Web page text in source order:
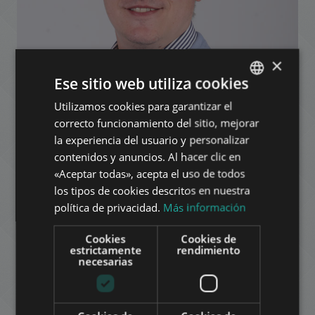
Tamás Piros
ENGLISH
HUNGARIAN
FRENCH
SPANISH
RUSSIAN
×
Ese sitio web utiliza cookies
Utilizamos cookies para garantizar el
correcto funcionamiento del sitio, mejorar
la experiencia del usuario y personalizar
contenidos y anuncios. Al hacer clic en
«Aceptar todas», acepta el uso de todos
los tipos de cookies descritos en nuestra
política de privacidad. Más información
Cookies
estrictamente
necesarias
Cookies de
rendimiento